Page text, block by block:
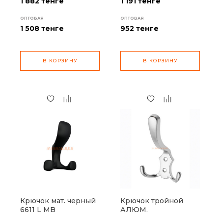
ОПТОВАЯ
1 508 тенге
В КОРЗИНУ
ОПТОВАЯ
952 тенге
В КОРЗИНУ
Крючок мат. черный
6611 L MB
Крючок тройной
АЛЮМ.